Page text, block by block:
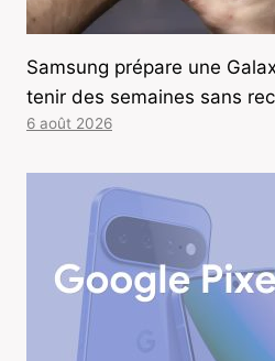
Samsung prépare une
tenir des semaines sans
6 août 2026